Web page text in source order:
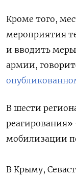
Кроме того,
мероприятия
и вводить
армии,
В шести
мобилизации
В Крыму,